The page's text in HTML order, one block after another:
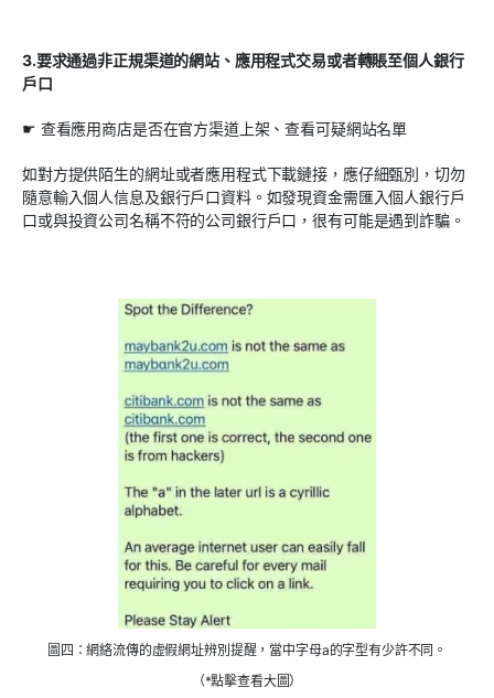
3.要求通過非正規渠道的網站、應用程式交易或者轉賬至個人銀行
戶口
☛ 查看應用商店是否在官方渠道上架、查看可疑網站名單
如對方提供陌生的網址或者應用程式下載鏈接，應仔細甄別，切勿
隨意輸入個人信息及銀行戶口資料。如發現資金需匯入個人銀行戶
口或與投資公司名稱不符的公司銀行戶口，很有可能是遇到詐騙。
圖四：網絡流傳的虛假網址辨別提醒，當中字母a的字型有少許不同。
（*點擊查看大圖）